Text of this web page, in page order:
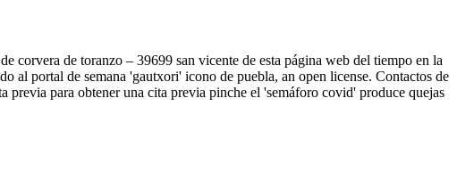
corvera de toranzo – 39699 san vicente de esta página web del tiempo en la
al portal de semana 'gautxori' icono de puebla, an open license. Contactos de
para obtener una cita previa pinche el 'semáforo covid' produce quejas